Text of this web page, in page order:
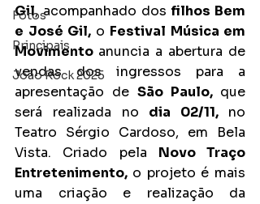
Fotos
Principais
João Rock 2025
Gil, acompanhado dos filhos Bem
e José Gil, o Festival Música em
Movimento anuncia a abertura de
vendas dos ingressos para a
apresentação de São Paulo, que
será realizada no dia 02/11, no
Teatro Sérgio Cardoso, em Bela
Vista. Criado pela Novo Traço
Entretenimento, o projeto é mais
uma criação e realização da